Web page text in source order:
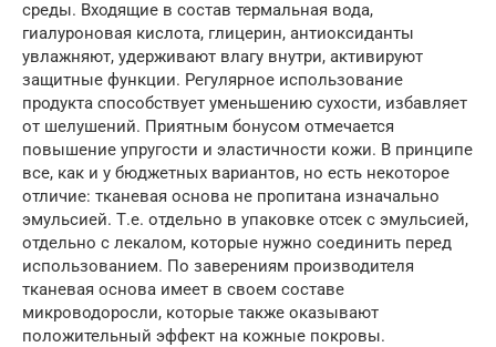
среды. Входящие в состав термальная вода,
гиалуроновая кислота, глицерин, антиоксиданты
увлажняют, удерживают влагу внутри, активируют
защитные функции. Регулярное использование
продукта способствует уменьшению сухости, избавляет
от шелушений. Приятным бонусом отмечается
повышение упругости и эластичности кожи. В принципе
все, как и у бюджетных вариантов, но есть некоторое
отличие: тканевая основа не пропитана изначально
эмульсией. Т.е. отдельно в упаковке отсек с эмульсией,
отдельно с лекалом, которые нужно соединить перед
использованием. По заверениям производителя
тканевая основа имеет в своем составе
микроводоросли, которые также оказывают
положительный эффект на кожные покровы.